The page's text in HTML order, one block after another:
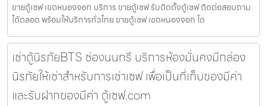
ขายตู้เซฟ เขตหนองจอก บริการ ขายตู้เซฟ รับติดตั้งตู้เซฟ ติดต่อสอบถาม
ได้ตลอด พร้อมให้บริการทั่วไทย ขายตู้เซฟ เขตหนองจอก โด
เช่าตู้นิรภัยBTS ช่องนนทรี บริการห้องมั่นคงมีกล่อง
นิรภัยให้เช่าสำหรับการเช่าเซฟ เพื่อเป็นที่เก็บของมีค่า
และรับฝากของมีค่า ตู้เซฟ.com